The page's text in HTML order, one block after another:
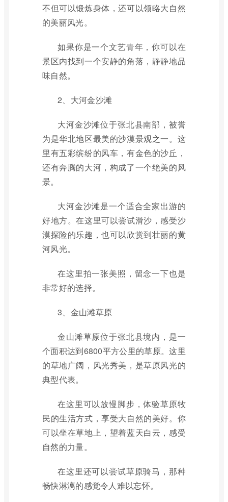
不但可以锻炼身体，还可以领略大自然
的美丽风光。
如果你是一个文艺青年，你可以在
景区内找到一个安静的角落，静静地品
味自然。
2、大河金沙滩
大河金沙滩位于张北县南部，被誉
为是华北地区最美的沙漠景观之一。这
里有五彩缤纷的风车，有金色的沙丘，
还有奔腾的大河，构成了一个绝美的风
景。
大河金沙滩是一个适合全家出游的
好地方。在这里可以尝试滑沙，感受沙
漠探险的乐趣，也可以欣赏到壮丽的黄
河风光。
在这里拍一张美照，留念一下也是
非常好的选择。
3、金山滩草原
金山滩草原位于张北县境内，是一
个面积达到6800平方公里的草原。这里
的草地广阔，风光秀美，是草原风光的
典型代表。
在这里可以放慢脚步，体验草原牧
民的生活方式，享受大自然的美好。你
可以坐在草地上，望着蓝天白云，感受
自然的力量。
在这里还可以尝试草原骑马，那种
畅快淋漓的感觉令人难以忘怀。